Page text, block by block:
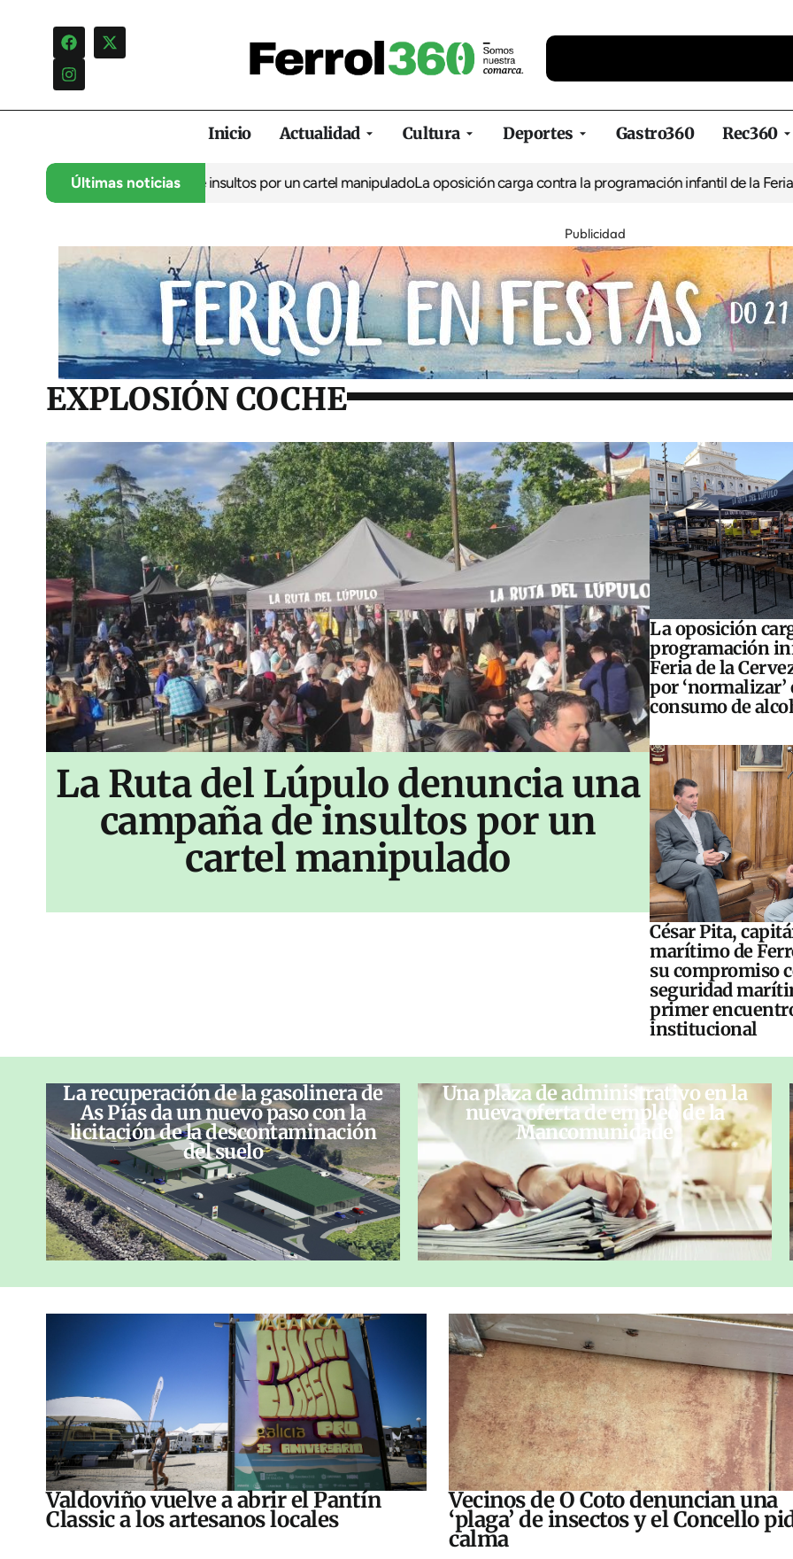
Inicio Actualidad Cultura Deportes Gastro360 Rec360
Últimas noticias
una campaña de insultos por un cartel manipulado La oposición carga contra la programación infantil de la Feria de la
Publicidad
EXPLOSIÓN COCHE
La Ruta del Lúpulo denuncia una
campaña de insultos por un
cartel manipulado
La oposición
programación
Feria de la
por ‘normalizar’
consumo de
César Pita,
marítimo de
su compromiso
seguridad
primer
institucional
La recuperación de la gasolinera de
As Pías da un nuevo paso con la
licitación de la descontaminación
del suelo
Una plaza de administrativo en la
nueva oferta de empleo de la
Mancomunidade
Valdoviño vuelve a abrir el Pantín
Classic a los artesanos locales
Vecinos de O Coto denuncian una
‘plaga’ de insectos y el Concello
calma